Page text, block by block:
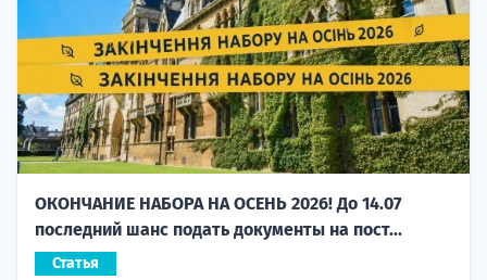
ОКОНЧАНИЕ НАБОРА НА ОСЕНЬ 2026! До 14.07
последний шанс подать документы на пост...
Статья